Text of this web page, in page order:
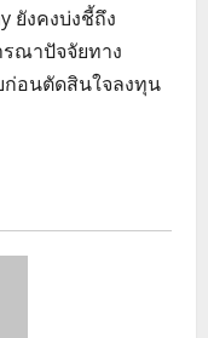
ยังคงบ่งชี้ถึง
ณาปัจจัยทาง
ก่อนตัดสินใจลงทุน